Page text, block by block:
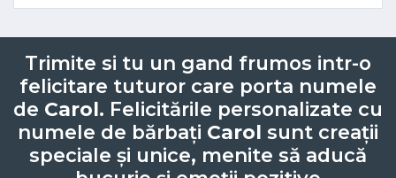
Trimite si tu un gand frumos intr-o
felicitare tuturor care porta numele
de Carol. Felicitările personalizate cu
numele de bărbați Carol sunt creații
speciale și unice, menite să aducă